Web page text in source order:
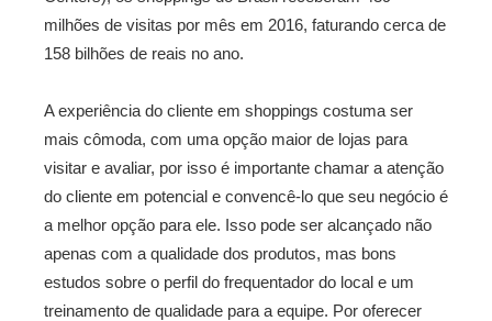
milhões de visitas por mês em 2016, faturando cerca de
158 bilhões de reais no ano.
A experiência do cliente em shoppings costuma ser
mais cômoda, com uma opção maior de lojas para
visitar e avaliar, por isso é importante chamar a atenção
do cliente em potencial e convencê-lo que seu negócio é
a melhor opção para ele. Isso pode ser alcançado não
apenas com a qualidade dos produtos, mas bons
estudos sobre o perfil do frequentador do local e um
treinamento de qualidade para a equipe. Por oferecer